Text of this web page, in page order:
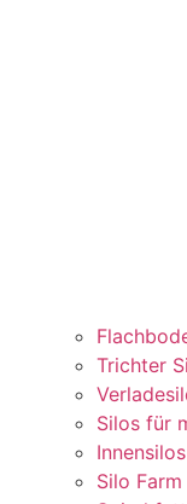
Trichter
Silos für
Innensilos
Silo Farm